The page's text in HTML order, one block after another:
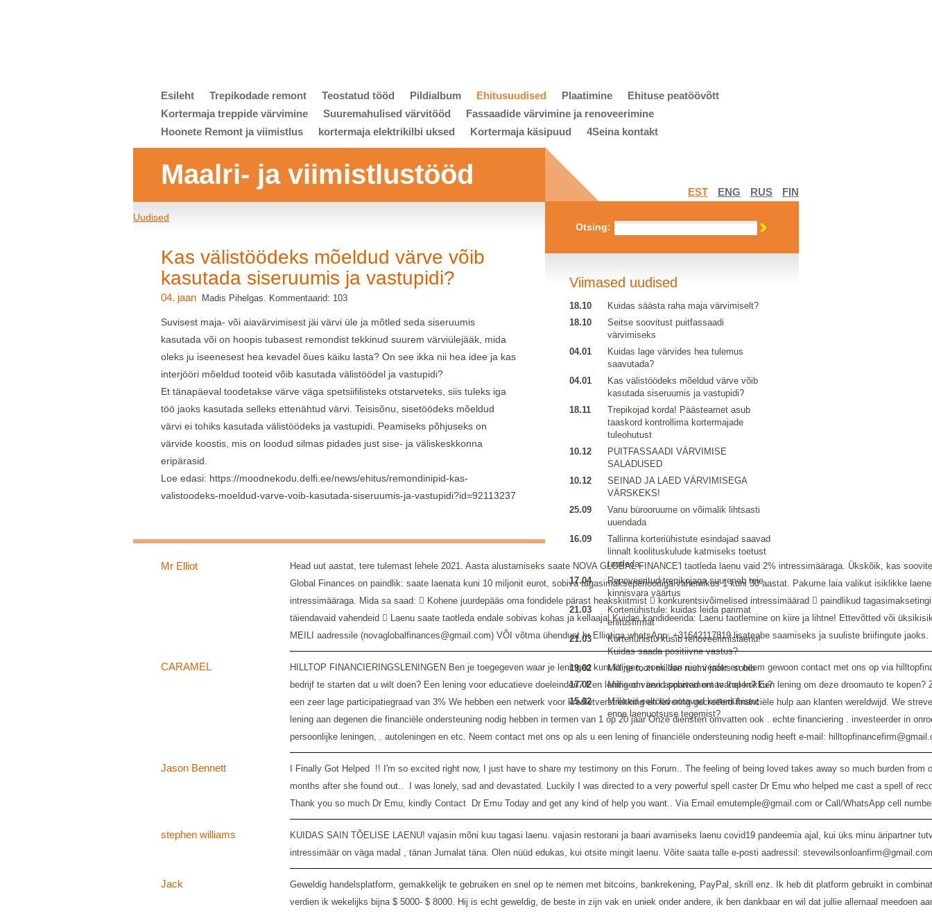
Esileht Trepikodade remont Teostatud tööd Pildialbum Ehitusuudised Plaatimine
Ehituse peatöövõtt
Kortermaja treppide värvimine
Suuremahulised värvitööd
Fassaadide värvimine ja renoveerimine
Hoonete Remont ja viimistlus
kortermaja elektrikilbi uksed Kortermaja käsipuud 4Seina kontakt
Maalri- ja viimistlustööd
Uudised
Kas välistöödeks mõeldud värve võib
kasutada siseruumis ja vastupidi?
04. jaan Madis Pihelgas. Kommentaarid: 103
Suvisest maja- või aiavärvimisest jäi värvi üle ja mõtled seda siseruumis
kasutada või on hoopis tubasest remondist tekkinud suurem värviülejääk, mida
oleks ju iseenesest hea kevadel õues käiku lasta? On see ikka nii hea idee ja kas
interjööri mõeldud tooteid võib kasutada välistöödel ja vastupidi?
Et tänapäeval toodetakse värve väga spetsiifilisteks otstarveteks, siis tuleks iga
töö jaoks kasutada selleks ettenähtud värvi. Teisisõnu, sisetöödeks mõeldud
värvi ei tohiks kasutada välistöödeks ja vastupidi. Peamiseks põhjuseks on
värvide koostis, mis on loodud silmas pidades just sise- ja väliskeskkonna
eripärasid.
Loe edasi: https://moodnekodu.delfi.ee/news/ehitus/remondinipid-kas-
valistoodeks-moeldud-varve-voib-kasutada-siseruumis-ja-vastupidi?id=92113237
Mr Elliot
Head uut aastat, tere tulemast lehele 2021. Aasta alustamiseks saate NOVA GLOBAL FINANCE'l taotleda laenu vaid 2% intressimääraga. Ükskõik, kas
Global Finances on paindlik: saate laenata kuni 10 miljonit eurot, sobiva tagasimakseperioodiga vahemikus 1 kuni 30 aastat. Pakume laia valikut isiklikke
intressimääraga. Mida sa saad:  Kohene juurdepääs oma fondidele pärast heakskiitmist  konkurentsivõimelised intressimäärad  paindlikud
täiendavaid vahendeid  Laenu saate taotleda endale sobivas kohas ja kellaajal Kuidas kandideerida: Laenu taotlemine on kiire ja lihtne! Ettevõtted või
MEILI aadressile (novaglobalfinances@gmail.com) VÕI võtma ühendust hr Elliotiga whatsApp: +31642117819 lisateabe saamiseks ja suuliste briifingute
CARAMEL
HILLTOP FINANCIERINGSLENINGEN Ben je toegegeven waar je leningen kunt krijgen, zoek dan niet verder en neem gewoon contact met ons op via
bedrijf te starten dat u wilt doen? Een lening voor educatieve doeleinden? Een lening om een ​​appartement te kopen? Een lening om deze droomauto te
een zeer lage participatiegraad van 3% We hebben een netwerk voor kredietverstrekking en levering gecreëerd financiële hulp aan klanten wereldwijd. We
lening aan degenen die financiële ondersteuning nodig hebben in termen van 1 op 20 jaar Onze diensten omvatten ook . echte financiering . investeerder in
persoonlijke leningen, . autoleningen en etc. Neem contact met ons op als u een lening of financiële ondersteuning nodig heeft e-mail:
Jason Bennett
I Finally Got Helped !! I'm so excited right now, I just have to share my testimony on this Forum.. The feeling of being loved takes away so much burden
months after she found out.. I was lonely, sad and devastated. Luckily I was directed to a very powerful spell caster Dr Emu who helped me cast a spell of
Thank you so much Dr Emu, kindly Contact Dr Emu Today and get any kind of help you want.. Via Email emutemple@gmail.com or Call/WhatsApp cell
stephen williams
KUIDAS SAIN TÕELISE LAENU! vajasin mõni kuu tagasi laenu. vajasin restorani ja baari avamiseks laenu covid19 pandeemia ajal, kui üks minu äripartner
intressimäär on väga madal , tänan Jumalat täna. Olen nüüd edukas, kui otsite mingit laenu. Võite saata talle e-posti aadressil:
Jack
Geweldig handelsplatform, gemakkelijk te gebruiken en snel op te nemen met bitcoins, bankrekening, PayPal, skrill enz. Ik heb dit platform gebruikt in
verdien ik wekelijks bijna $ 5000- $ 8000. Hij is echt geweldig, de beste in zijn vak en uniek onder andere, ik ben dankbaar en wil dat jullie allemaal meedoen
EST ENG RUS FIN
Otsing:
Viimased uudised
18.10
Kuidas säästa raha maja värvimiselt?
18.10
Seitse soovitust puitfassaadi
värvimiseks
04.01
Kuidas lage värvides hea tulemus
saavutada?
04.01
Kas välistöödeks mõeldud värve võib
kasutada siseruumis ja vastupidi?
18.11
Trepikojad korda! Päästeamet asub
taaskord kontrollima kortermajade
tuleohutust
10.12
PUITFASSAADI VÄRVIMISE
SALADUSED
10.12
SEINAD JA LAED VÄRVIMISEGA
VÄRSKEKS!
25.09
Vanu bürooruume on võimalik lihtsasti
uuendada
16.09
Tallinna korteriühistute esindajad saavad
linnalt koolituskulude katmiseks toetust
taotleda.
17.04
Renoveeritud trepikojaga suureneb teie
kinnisvara väärtus
21.03
Korteriühistule: kuidas leida parimat
ehitusfirmat
21.03
Korteriühistu küsib renoveerimislaenu!
Kuidas saada positiivne vastus?
19.02
Milline toon millise ruumi jaoks sobib
17.02
Millised värvid sobivad omavahel kokku?
15.02
Millised eeltööd ootavad korteriühistut
enne laenuotsuse tegemist?